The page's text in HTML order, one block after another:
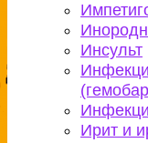
Инсульт
Ирит и